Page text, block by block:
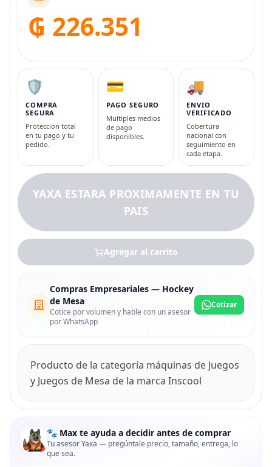
₲ 226.351
🛡️
COMPRA
SEGURA
Proteccion total
en tu pago y tu
pedido.
💳
PAGO SEGURO
Multiples medios
de pago
disponibles.
🚚
ENVIO
VERIFICADO
Cobertura
nacional con
seguimiento en
cada etapa.
YAXA ESTARA PROXIMAMENTE EN TU
PAIS
Agregar al carrito
Compras Empresariales — Hockey
de Mesa
Cotice por volumen y hable con un asesor
por WhatsApp
Cotizar
Producto de la categoría máquinas de Juegos
y Juegos de Mesa de la marca Inscool
🐾 Max te ayuda a decidir antes de comprar
Tu asesor Yaxa — pregúntale precio, tamaño, entrega, lo
que sea.